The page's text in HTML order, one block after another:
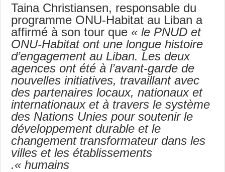
Taina Christiansen, responsable du
programme ONU-Habitat au Liban a
affirmé à son tour que « le PNUD et
ONU-Habitat ont une longue histoire
d’engagement au Liban. Les deux
agences ont été à l’avant-garde de
nouvelles initiatives, travaillant avec
des partenaires locaux, nationaux et
internationaux et à travers le système
des Nations Unies pour soutenir le
développement durable et le
changement transformateur dans les
villes et les établissements
humains ».